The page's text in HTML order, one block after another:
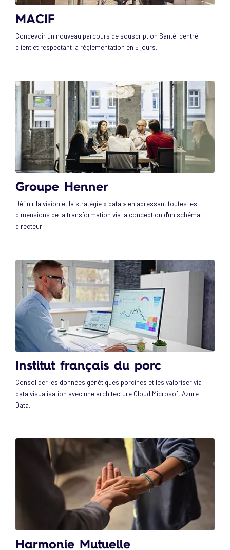
MACIF
Concevoir un nouveau parcours de souscription Santé, centré
client et respectant la réglementation en 5 jours.
Groupe Henner
Définir la vision et la stratégie « data » en adressant toutes les
dimensions de la transformation via la conception d'un schéma
directeur.
Institut français du porc
Consolider les données génétiques porcines et les valoriser via
data visualisation avec une architecture Cloud Microsoft Azure
Data.
Harmonie Mutuelle